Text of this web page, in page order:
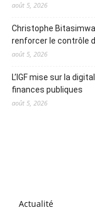
août 5, 2026
Christophe
renforcer le contrôle
août 5, 2026
L’IGF mise sur la
finances publiques
août 5, 2026
Actualité